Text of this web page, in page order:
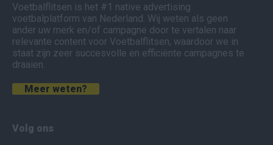
Voetbalflitsen is het #1 native advertising
voetbalplatform van Nederland. Wij weten als geen
ander uw merk en/of campagne door te vertalen naar
relevante content voor Voetbalflitsen, waardoor we in
staat zijn zeer succesvolle en efficiënte campagnes te
draaien.
Meer weten?
Volg ons